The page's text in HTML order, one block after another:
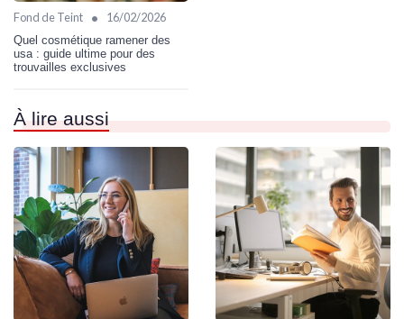
Fond de Teint • 16/02/2026
Quel cosmétique ramener des
usa : guide ultime pour des
trouvailles exclusives
À lire aussi